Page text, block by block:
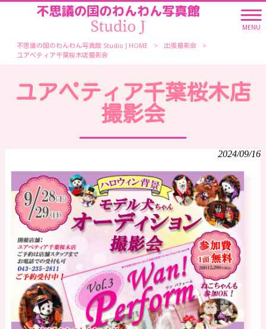
MENU
不思議の国のわんわん写真館 Studio J HOME > 出張撮影会
>
ユアペティア千葉桜木店撮影会
ユアペティア千葉桜木店
撮影会
2024/09/16